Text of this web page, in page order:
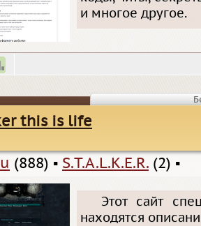
и многое другое.
this is life
(888) ▪ S.T.A.L.K.E.R. (2) ▪
Этот сайт
находятся